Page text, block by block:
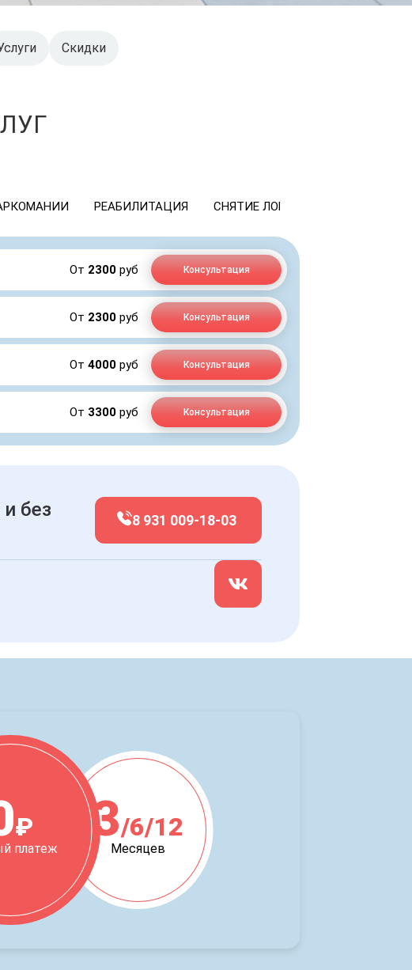
Скидки
РЕАБИЛИТАЦИЯ СНЯТИЕ ЛОМКИ
От 2300 руб Консультация
От 2300 руб Консультация
От 4000 руб Консультация
От 3300 руб Консультация
без
8 931 009-18-03
₽
платеж
3/6/12
Месяцев